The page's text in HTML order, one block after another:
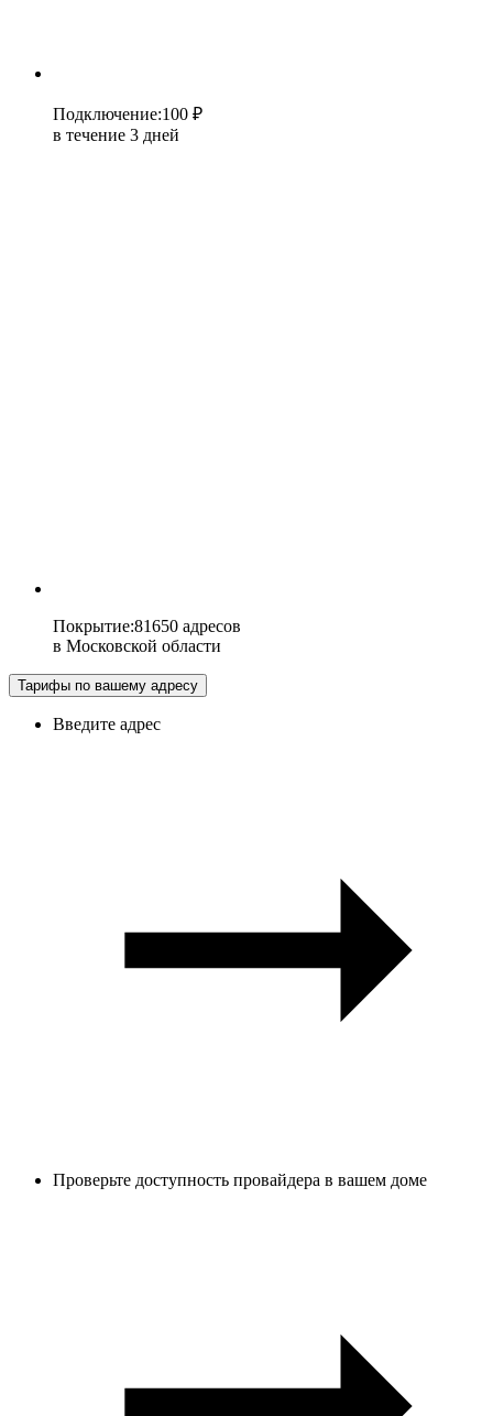
Подключение:100 ₽
в течение 3 дней
Покрытие:81650 адресов
в Московской области
Тарифы по вашему адресу
Введите адрес
Проверьте доступность провайдера в вашем доме